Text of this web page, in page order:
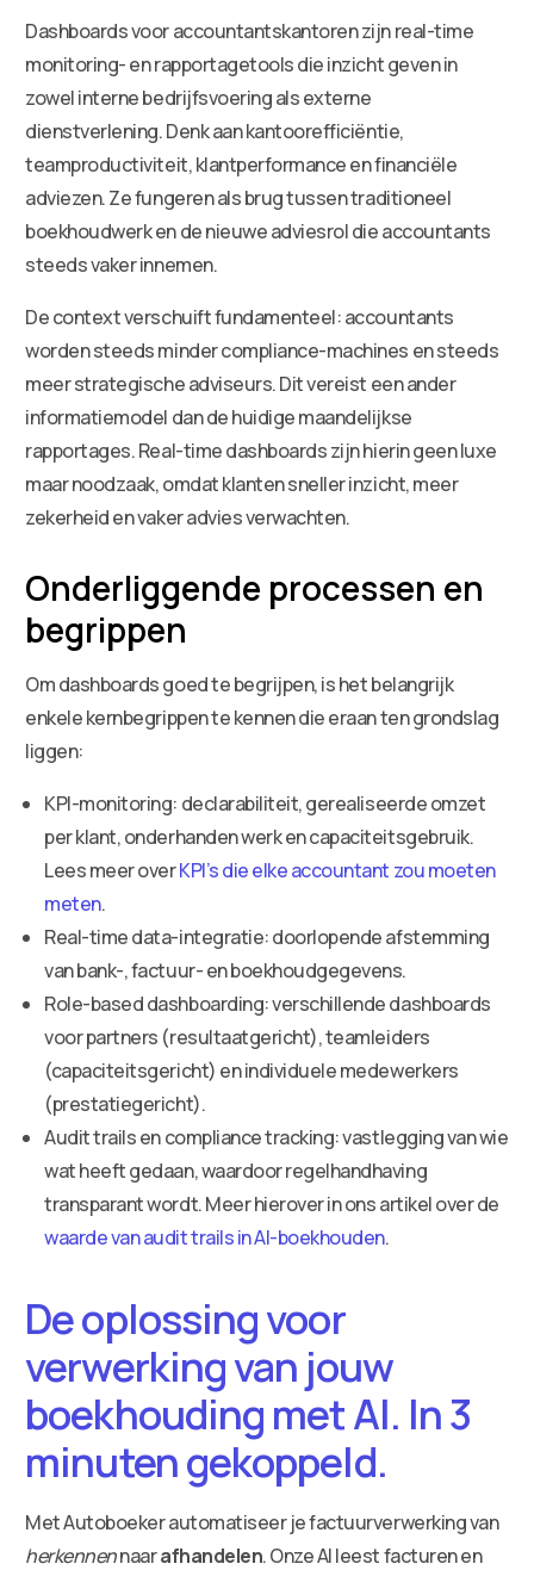
Dashboards voor accountantskantoren zijn real-time
monitoring- en rapportagetools die inzicht geven in
zowel interne bedrijfsvoering als externe
dienstverlening. Denk aan kantoorefficiëntie,
teamproductiviteit, klantperformance en financiële
adviezen. Ze fungeren als brug tussen traditioneel
boekhoudwerk en de nieuwe adviesrol die accountants
steeds vaker innemen.
De context verschuift fundamenteel: accountants
worden steeds minder compliance-machines en steeds
meer strategische adviseurs. Dit vereist een ander
informatiemodel dan de huidige maandelijkse
rapportages. Real-time dashboards zijn hierin geen luxe
maar noodzaak, omdat klanten sneller inzicht, meer
zekerheid en vaker advies verwachten.
Onderliggende processen en
begrippen
Om dashboards goed te begrijpen, is het belangrijk
enkele kernbegrippen te kennen die eraan ten grondslag
liggen:
KPI-monitoring: declarabiliteit, gerealiseerde omzet
per klant, onderhanden werk en capaciteitsgebruik.
Lees meer overKPI’s die elke accountant zou moeten
meten.
Real-time data-integratie: doorlopende afstemming
van bank-, factuur- en boekhoudgegevens.
Role-based dashboarding: verschillende dashboards
voor partners (resultaatgericht), teamleiders
(capaciteitsgericht) en individuele medewerkers
(prestatiegericht).
Audit trails en compliance tracking: vastlegging van wie
wat heeft gedaan, waardoor regelhandhaving
transparant wordt. Meer hierover in ons artikel over de
waarde van audit trails in AI-boekhouden.
De oplossing voor
verwerking van jouw
boekhouding met AI. In 3
minuten gekoppeld.
Met Autoboeker automatiseer je factuurverwerking van
herkennennaarafhandelen. Onze AI leest facturen en